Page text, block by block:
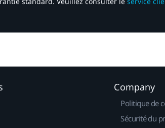
Company
Politique de
Sécurité du